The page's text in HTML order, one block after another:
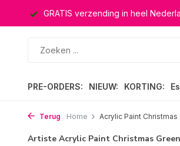
GRATIS verzending in heel
PRE-ORDERS: NIEUW: KORTING:
Terug Home Acrylic Paint Christmas
Artiste Acrylic Paint Christmas